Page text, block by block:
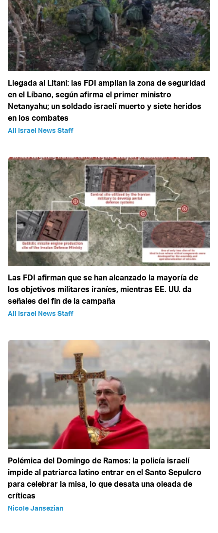
Llegada al Litani: las FDI amplían la zona de seguridad
en el Líbano, según afirma el primer ministro
Netanyahu; un soldado israelí muerto y siete heridos
en los combates
All Israel News Staff
Las FDI afirman que se han alcanzado la mayoría de
los objetivos militares iraníes, mientras EE. UU. da
señales del fin de la campaña
All Israel News Staff
Polémica del Domingo de Ramos: la policía israelí
impide al patriarca latino entrar en el Santo Sepulcro
para celebrar la misa, lo que desata una oleada de
críticas
Nicole Jansezian